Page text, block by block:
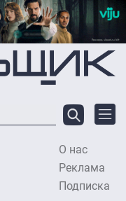
О нас
Реклама
Подписка